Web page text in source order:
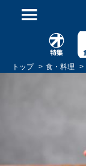
トップ 食・料理